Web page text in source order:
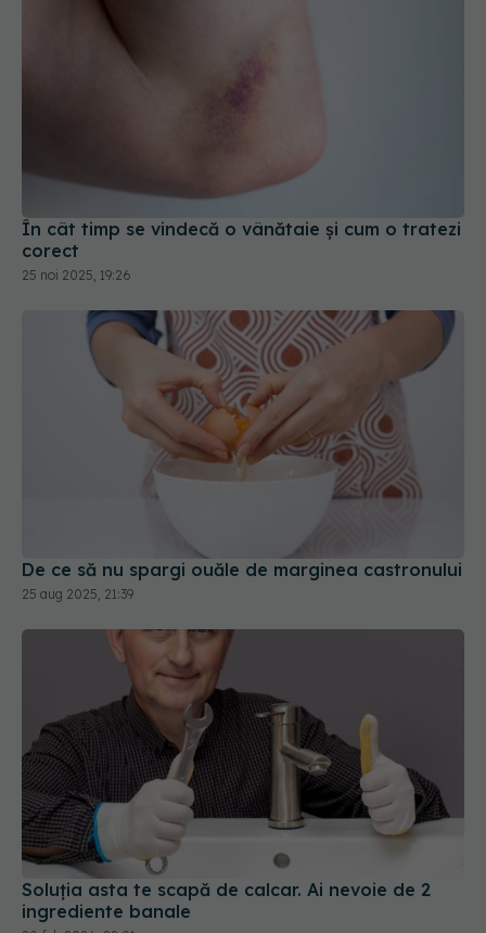
În cât timp se vindecă o vânătaie și cum o tratezi
corect
25 noi 2025, 19:26
De ce să nu spargi ouăle de marginea castronului
25 aug 2025, 21:39
Soluția asta te scapă de calcar. Ai nevoie de 2
ingrediente banale